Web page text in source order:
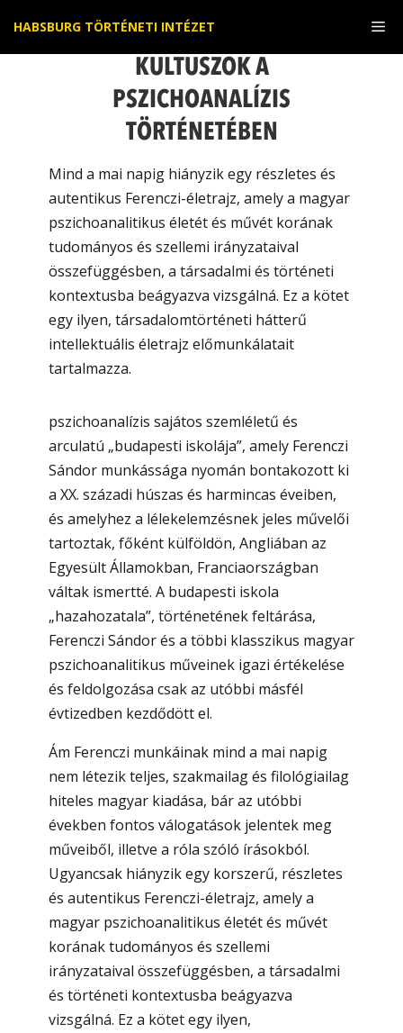
tartalomba
HABSBURG TÖRTÉNETI INTÉZET
KULTUSZOK A
PSZICHOANALÍZIS
TÖRTÉNETÉBEN
Mind a mai napig hiányzik egy részletes és
autentikus Ferenczi-életrajz, amely a magyar
pszichoanalitikus életét és művét korának
tudományos és szellemi irányzataival
összefüggésben, a társadalmi és történeti
kontextusba beágyazva vizsgálná. Ez a kötet
egy ilyen, társadalomtörténeti hátterű
intellektuális életrajz előmunkálatait
tartalmazza.
pszichoanalízis sajátos szemléletű és
arculatú „budapesti iskolája”, amely Ferenczi
Sándor munkássága nyomán bontakozott ki
a XX. századi húszas és harmincas éveiben,
és amelyhez a lélekelemzésnek jeles művelői
tartoztak, főként külföldön, Angliában az
Egyesült Államokban, Franciaországban
váltak ismertté. A budapesti iskola
„hazahozatala”, történetének feltárása,
Ferenczi Sándor és a többi klasszikus magyar
pszichoanalitikus műveinek igazi értékelése
és feldolgozása csak az utóbbi másfél
évtizedben kezdődött el.
Ám Ferenczi munkáinak mind a mai napig
nem létezik teljes, szakmailag és filológiailag
hiteles magyar kiadása, bár az utóbbi
években fontos válogatások jelentek meg
műveiből, illetve a róla szóló írásokból.
Ugyancsak hiányzik egy korszerű, részletes
és autentikus Ferenczi-életrajz, amely a
magyar pszichoanalitikus életét és művét
korának tudományos és szellemi
irányzataival összefüggésben, a társadalmi
és történeti kontextusba beágyazva
vizsgálná. Ez a kötet egy ilyen,